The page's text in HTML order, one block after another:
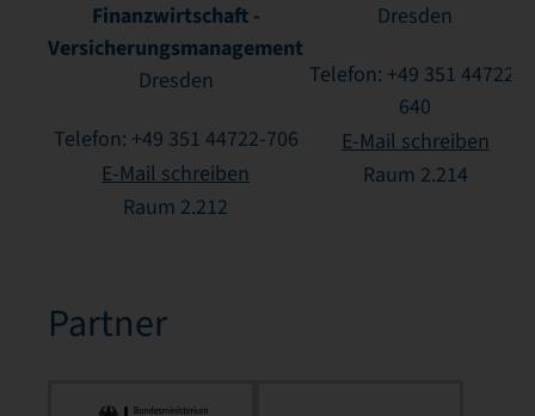
Finanzwirtschaft -
Versicherungsmanagement
Dresden
Telefon: +49 351 44722-706
E-Mail schreiben
Raum 2.212
Dresden
Telefon: +49 351 44722-
640
E-Mail schreiben
Raum 2.214
Partner